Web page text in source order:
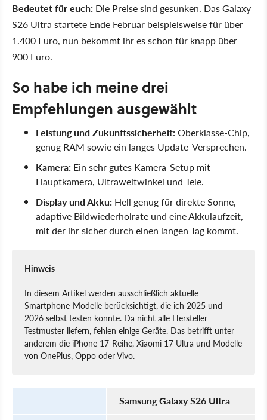
Bedeutet für euch: Die Preise sind gesunken. Das Galaxy
S26 Ultra startete Ende Februar beispielsweise für über
1.400 Euro, nun bekommt ihr es schon für knapp über
900 Euro.
So habe ich meine drei
Empfehlungen ausgewählt
Leistung und Zukunftssicherheit:Oberklasse-Chip,
genug RAM sowie ein langes Update-Versprechen.
Kamera: Ein sehr gutes Kamera-Setup mit
Hauptkamera, Ultraweitwinkel und Tele.
Display und Akku: Hell genug für direkte Sonne,
adaptive Bildwiederholrate und eine Akkulaufzeit,
mit der ihr sicher durch einen langen Tag kommt.
Hinweis
In diesem Artikel werden ausschließlich aktuelle
Smartphone-Modelle berücksichtigt, die ich 2025 und
2026 selbst testen konnte. Da nicht alle Hersteller
Testmuster liefern, fehlen einige Geräte. Das betrifft unter
anderem die iPhone 17-Reihe, Xiaomi 17 Ultra und Modelle
von OnePlus, Oppo oder Vivo.
Samsung Galaxy S26 Ultra